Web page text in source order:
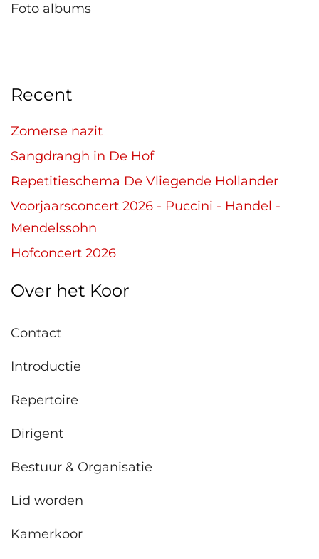
Foto albums
Recent
Zomerse nazit
Sangdrangh in De Hof
Repetitieschema De Vliegende Hollander
Voorjaarsconcert 2026 - Puccini - Handel -
Mendelssohn
Hofconcert 2026
Over het Koor
Contact
Introductie
Repertoire
Dirigent
Bestuur & Organisatie
Lid worden
Kamerkoor